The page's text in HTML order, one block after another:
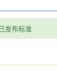
发布标准